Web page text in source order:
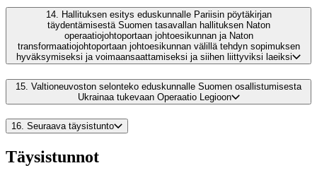
14.
Hallituksen esitys eduskunnalle Pariisin pöytäkirjan
täydentämisestä Suomen tasavallan hallituksen Naton
operaatiojohtoportaan johtoesikunnan ja Naton
transformaatiojohtoportaan johtoesikunnan välillä tehdyn sopimuksen
hyväksymiseksi ja voimaansaattamiseksi ja siihen liittyviksi laeiksi
15. Valtioneuvoston selonteko eduskunnalle Suomen osallistumisesta
Ukrainaa tukevaan Operaatio Legioon
16. Seuraava täysistunto
Täysistunnot